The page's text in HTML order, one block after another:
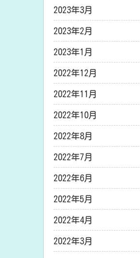
2023年3月
2023年2月
2023年1月
2022年12月
2022年11月
2022年10月
2022年8月
2022年7月
2022年6月
2022年5月
2022年4月
2022年3月